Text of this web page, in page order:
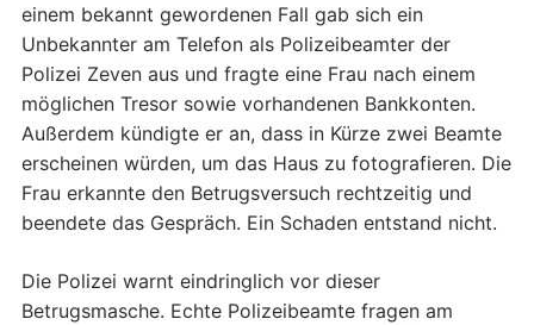
einem bekannt gewordenen Fall gab sich ein
Unbekannter am Telefon als Polizeibeamter der
Polizei Zeven aus und fragte eine Frau nach einem
möglichen Tresor sowie vorhandenen Bankkonten.
Außerdem kündigte er an, dass in Kürze zwei Beamte
erscheinen würden, um das Haus zu fotografieren. Die
Frau erkannte den Betrugsversuch rechtzeitig und
beendete das Gespräch. Ein Schaden entstand nicht.
Die Polizei warnt eindringlich vor dieser
Betrugsmasche. Echte Polizeibeamte fragen am